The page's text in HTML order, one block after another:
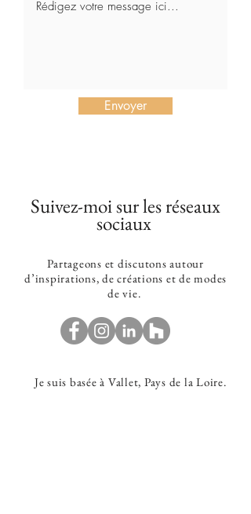
Envoyer
Suivez-moi sur les réseaux
sociaux
Partageons et discutons autour
d’inspirations, de créations et de modes
de vie.
Je suis basée à Vallet, Pays de la Loire.